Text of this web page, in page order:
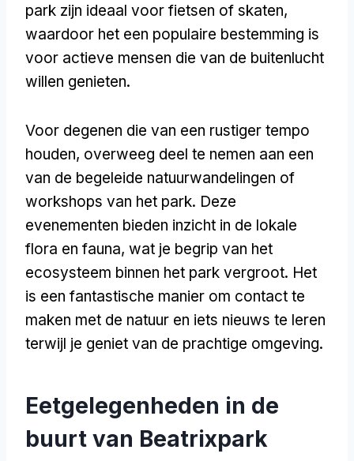
park zijn ideaal voor fietsen of skaten,
waardoor het een populaire bestemming is
voor actieve mensen die van de buitenlucht
willen genieten.
Voor degenen die van een rustiger tempo
houden, overweeg deel te nemen aan een
van de begeleide natuurwandelingen of
workshops van het park. Deze
evenementen bieden inzicht in de lokale
flora en fauna, wat je begrip van het
ecosysteem binnen het park vergroot. Het
is een fantastische manier om contact te
maken met de natuur en iets nieuws te leren
terwijl je geniet van de prachtige omgeving.
Eetgelegenheden in de
buurt van Beatrixpark